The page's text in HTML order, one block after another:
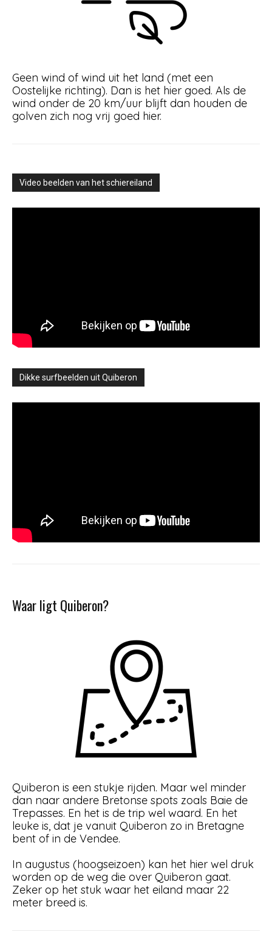
Geen wind of wind uit het land (met een
Oostelijke richting). Dan is het hier goed. Als de
wind onder de 20 km/uur blijft dan houden de
golven zich nog vrij goed hier.
Video beelden van het schiereiland
Dikke surfbeelden uit Quiberon
Waar ligt Quiberon?
Quiberon is een stukje rijden. Maar wel minder
dan naar andere Bretonse spots zoals Baie de
Trepasses. En het is de trip wel waard. En het
leuke is, dat je vanuit Quiberon zo in Bretagne
bent of in de Vendee.
In augustus (hoogseizoen) kan het hier wel druk
worden op de weg die over Quiberon gaat.
Zeker op het stuk waar het eiland maar 22
meter breed is.